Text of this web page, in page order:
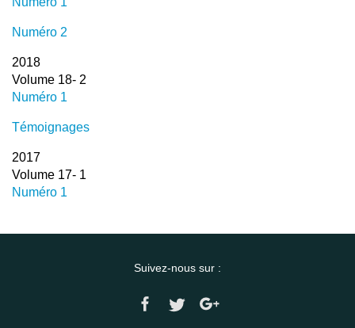
Numéro 2
2018
Volume 18- 2
Numéro 1
Témoignages
2017
Volume 17- 1
Numéro 1
Suivez-nous sur :